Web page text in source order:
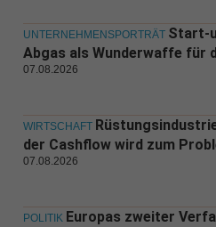
UNTERNEHMENSPORTRÄT Start-
Abgas als Wunderwaffe für
07.08.2026
WIRTSCHAFT
der Cashflow wird zum
07.08.2026
POLITIK Europas zweiter